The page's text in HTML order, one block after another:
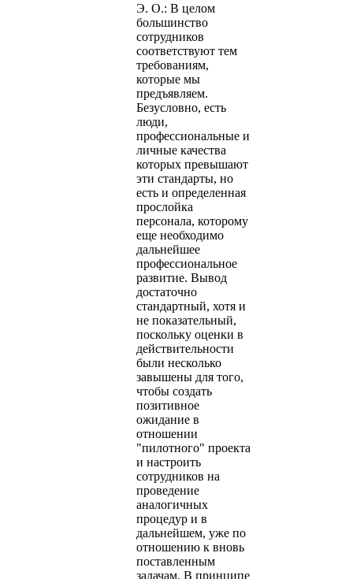
Э. О.: В целом
большинство
сотрудников
соответствуют тем
требованиям,
которые мы
предъявляем.
Безусловно, есть
люди,
профессиональные и
личные качества
которых превышают
эти стандарты, но
есть и определенная
прослойка
персонала, которому
еще необходимо
дальнейшее
профессиональное
развитие. Вывод
достаточно
стандартный, хотя и
не показательный,
поскольку оценки в
действительности
были несколько
завышены для того,
чтобы создать
позитивное
ожидание в
отношении
"пилотного" проекта
и настроить
сотрудников на
проведение
аналогичных
процедур и в
дальнейшем, уже по
отношению к вновь
поставленным
задачам. В принципе